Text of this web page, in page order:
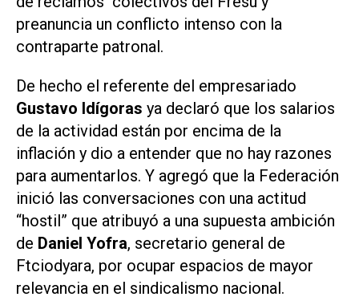
preanuncia un conflicto intenso con la
contraparte patronal.
De hecho el referente del empresariado
Gustavo Idígoras ya declaró que los salarios
de la actividad están por encima de la
inflación y dio a entender que no hay razones
para aumentarlos. Y agregó que la Federación
inició las conversaciones con una actitud
“hostil” que atribuyó a una supuesta ambición
de Daniel Yofra, secretario general de
Ftciodyara, por ocupar espacios de mayor
relevancia en el sindicalismo nacional.